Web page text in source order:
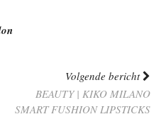
Volgende bericht
BEAUTY | KIKO MILANO
SMART FUSHION LIPSTICKS